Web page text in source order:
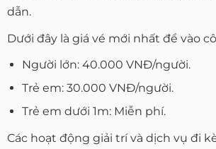
dẫn.
Dưới đây là giá vé mới nhất để vào
Người lớn: 40.000 VNĐ/người.
Trẻ em: 30.000 VNĐ/người.
Trẻ em dưới 1m: Miễn phí.
Các hoạt động giải trí và dịch vụ đi